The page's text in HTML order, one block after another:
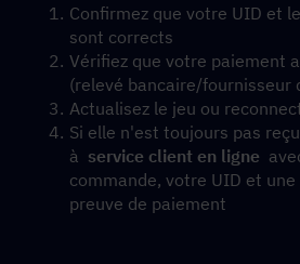
Confirmez que votre UID et
sont corrects
Vérifiez que votre paiement
(relevé bancaire/fournisseur
Actualisez le jeu ou
Si elle n'est toujours pas
à service client en ligne
commande, votre UID et
preuve de paiement